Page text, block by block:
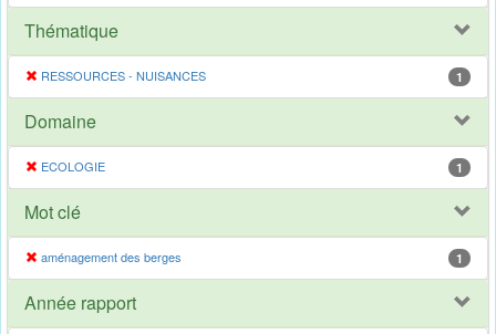
Thématique
RESSOURCES - NUISANCES 1
Domaine
ECOLOGIE 1
Mot clé
aménagement des berges 1
Année rapport